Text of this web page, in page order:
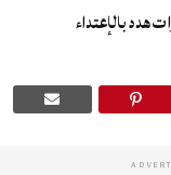
بالإعتداء